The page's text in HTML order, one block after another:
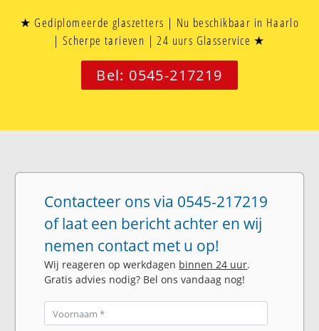
★ Gediplomeerde glaszetters | Nu beschikbaar in Haarlo
| Scherpe tarieven | 24 uurs Glasservice ★
Bel: 0545-217219
Contacteer ons via 0545-217219
of laat een bericht achter en wij
nemen contact met u op!
Wij reageren op werkdagen binnen 24 uur.
Gratis advies nodig? Bel ons vandaag nog!